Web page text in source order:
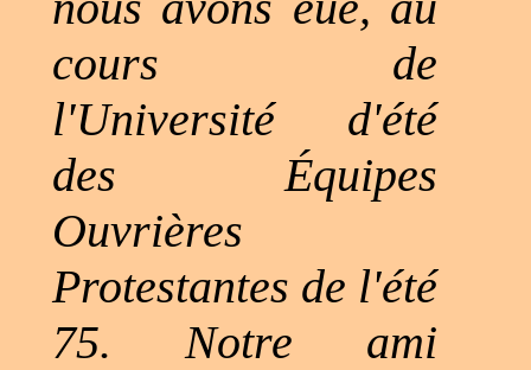
cours de
l'Université d'été
des Équipes
Ouvrières
Protestantes de l'été
75. Notre ami